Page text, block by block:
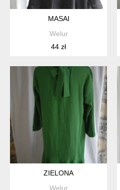
MASAI
Welur
44 zł
ZIELONA
Welur